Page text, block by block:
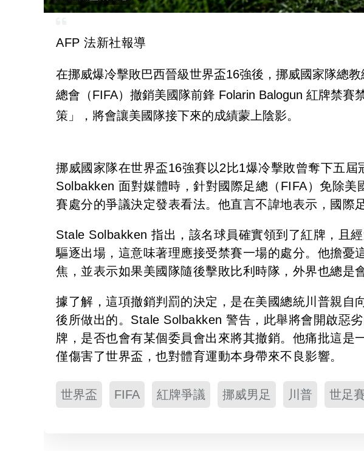
AFP 法新社報導
在挪威爆冷擊敗巴西晉級世界盃16強後，挪威國家隊總
總會（FIFA）撤銷美國隊前鋒 Folarin Balogun 紅牌禁賽
策」，將會讓美國隊接下來的成績蒙上陰影。
挪威國家隊在世界盃16強賽以2比1爆冷擊敗曾奪下五
Solbakken 面對媒體時，針對國際足總（FIFA）免除
賽處分的爭議決定發表看法。他直言不諱地表示，國際
Stale Solbakken 指出，該名球員確實領到了紅牌，且
驅逐出場，這意味著理應接受禁賽一場的處分。他擔憂
焦，並表示如果美國隊隨後擊敗比利時隊，外界也總是
據了解，這項撤銷判罰的決定，是在美國總統川普親自
後所做出的。Stale Solbakken 警告，此舉將會開啟惡
牌，是否也會有某個委員會出來將其撤銷。他痛批這是
僅傷害了世界盃，也對體育運動本身帶來不良影響。
世界盃 FIFA 紅牌爭議 挪威男足 川普 世足